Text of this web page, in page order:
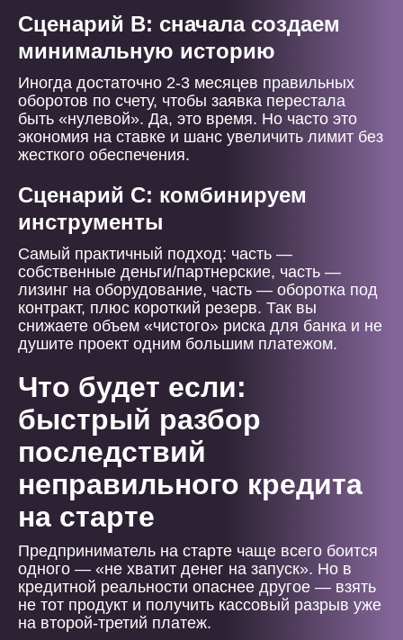
Сценарий B: сначала создаем
минимальную историю
Иногда достаточно 2-3 месяцев правильных
оборотов по счету, чтобы заявка перестала
быть «нулевой». Да, это время. Но часто это
экономия на ставке и шанс увеличить лимит без
жесткого обеспечения.
Сценарий C: комбинируем
инструменты
Самый практичный подход: часть —
собственные деньги/партнерские, часть —
лизинг на оборудование, часть — оборотка под
контракт, плюс короткий резерв. Так вы
снижаете объем «чистого» риска для банка и не
душите проект одним большим платежом.
Что будет если:
быстрый разбор
последствий
неправильного кредита
на старте
Предприниматель на старте чаще всего боится
одного — «не хватит денег на запуск». Но в
кредитной реальности опаснее другое — взять
не тот продукт и получить кассовый разрыв уже
на второй-третий платеж.